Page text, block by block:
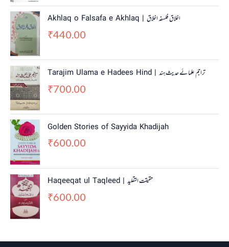
Akhlaq o Falsafa e Akhlaq | اخلاق فلسفہ اخلاق
₹440.00
Tarajim Ulama e Hadees Hind | تراجم علمائے حديث ہند
₹700.00
Golden Stories of Sayyida Khadijah
₹600.00
Haqeeqat ul Taqleed | حقیقت التقلید
₹600.00